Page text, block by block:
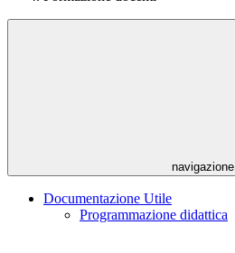
navigazione
Documentazione Utile
Programmazione didattica